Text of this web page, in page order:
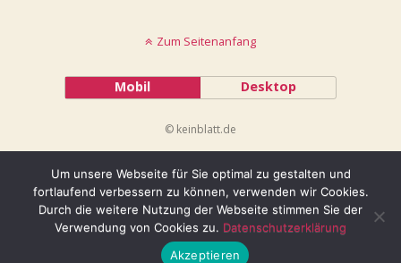
Zum Seitenanfang
Mobil Desktop
© keinblatt.de
Um unsere Webseite für Sie optimal zu gestalten und
fortlaufend verbessern zu können, verwenden wir Cookies.
Durch die weitere Nutzung der Webseite stimmen Sie der
Verwendung von Cookies zu. Datenschutzerklärung
Akzeptieren